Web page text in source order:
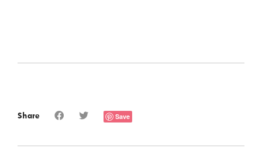
Share Save